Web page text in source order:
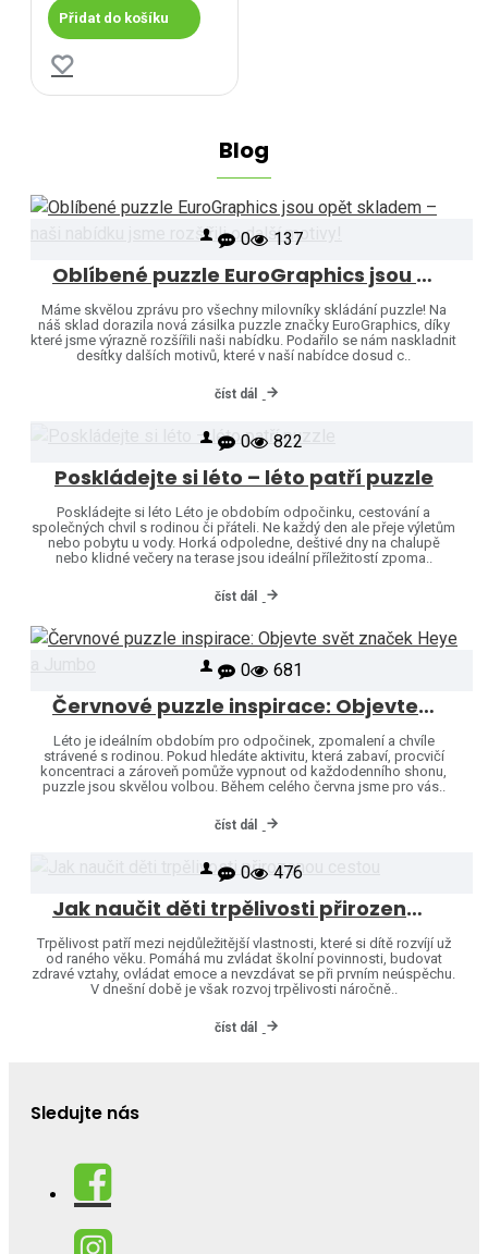
Přidat do košíku
Blog
0 137
Oblíbené puzzle EuroGraphics jsou opět skladem – naši nabídku jsme rozšířili o další motivy!
Máme skvělou zprávu pro všechny milovníky skládání puzzle! Na
náš sklad dorazila nová zásilka puzzle značky EuroGraphics, díky
které jsme výrazně rozšířili naši nabídku. Podařilo se nám naskladnit
desítky dalších motivů, které v naší nabídce dosud c..
číst dál
0 822
Poskládejte si léto – léto patří puzzle
Poskládejte si léto Léto je obdobím odpočinku, cestování a
společných chvil s rodinou či přáteli. Ne každý den ale přeje výletům
nebo pobytu u vody. Horká odpoledne, deštivé dny na chalupě
nebo klidné večery na terase jsou ideální příležitostí zpoma..
číst dál
0 681
Červnové puzzle inspirace: Objevte svět značek Heye a Jumbo
Léto je ideálním obdobím pro odpočinek, zpomalení a chvíle
strávené s rodinou. Pokud hledáte aktivitu, která zabaví, procvičí
koncentraci a zároveň pomůže vypnout od každodenního shonu,
puzzle jsou skvělou volbou. Během celého června jsme pro vás..
číst dál
0 476
Jak naučit děti trpělivosti přirozenou cestou
Trpělivost patří mezi nejdůležitější vlastnosti, které si dítě rozvíjí už
od raného věku. Pomáhá mu zvládat školní povinnosti, budovat
zdravé vztahy, ovládat emoce a nevzdávat se při prvním neúspěchu.
V dnešní době je však rozvoj trpělivosti náročně..
číst dál
Sledujte nás